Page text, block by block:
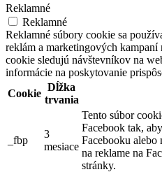
Reklamné
Reklamné
Reklamné súbory cookie sa
reklám a marketingových
cookie sledujú návštevníkov na
informácie na poskytovanie
Cookie
Dĺžka
trvania
_fbp
3
mesiace
Tento súbor
Facebook tak,
Facebooku alebo
na reklame na
stránky.